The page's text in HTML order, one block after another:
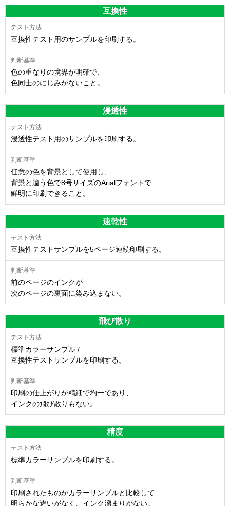
互換性
互換性テスト用のサンプルを印刷する。
色の重なりの境界が明確で、
色同士のにじみがないこと。
浸透性
浸透性テスト用のサンプルを印刷する。
任意の色を背景として使用し、
背景と違う色で8号サイズのArialフォントで
鮮明に印刷できること。
速乾性
互換性テストサンプルを5ページ連続印刷する。
前のページのインクが
次のページの裏面に染み込まない。
飛び散り
標準カラーサンプル /
互換性テストサンプルを印刷する。
印刷の仕上がりが精細で均一であり、
インクの飛び散りもない。
精度
標準カラーサンプルを印刷する。
印刷されたものがカラーサンプルと比較して
明らかな違いがなく、インク溜まりがない。